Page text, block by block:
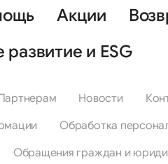
Акции
развитие и ESG
Новости
Обработка
Обращения граждан и